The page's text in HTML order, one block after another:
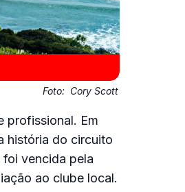
Foto: Cory Scott
profissional. Em
história do circuito
foi vencida pela
ao clube local.